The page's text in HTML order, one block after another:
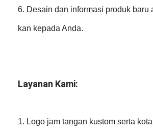
6. Desain dan informasi produk baru
kan kepada Anda.
Layanan Kami:
1. Logo jam tangan kustom serta